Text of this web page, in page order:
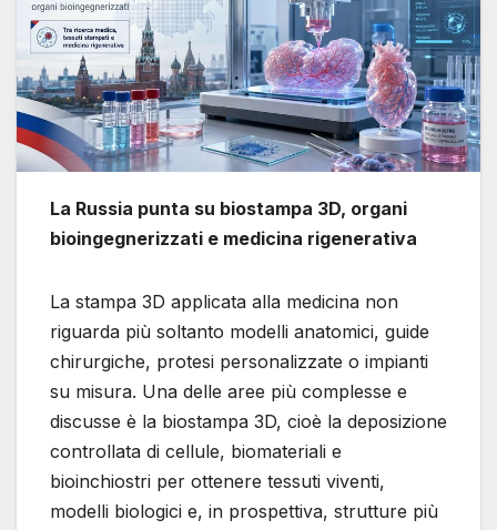
La Russia punta su biostampa 3D, organi
bioingegnerizzati e medicina rigenerativa
La stampa 3D applicata alla medicina non
riguarda più soltanto modelli anatomici, guide
chirurgiche, protesi personalizzate o impianti
su misura. Una delle aree più complesse e
discusse è la biostampa 3D, cioè la deposizione
controllata di cellule, biomateriali e
bioinchiostri per ottenere tessuti viventi,
modelli biologici e, in prospettiva, strutture più